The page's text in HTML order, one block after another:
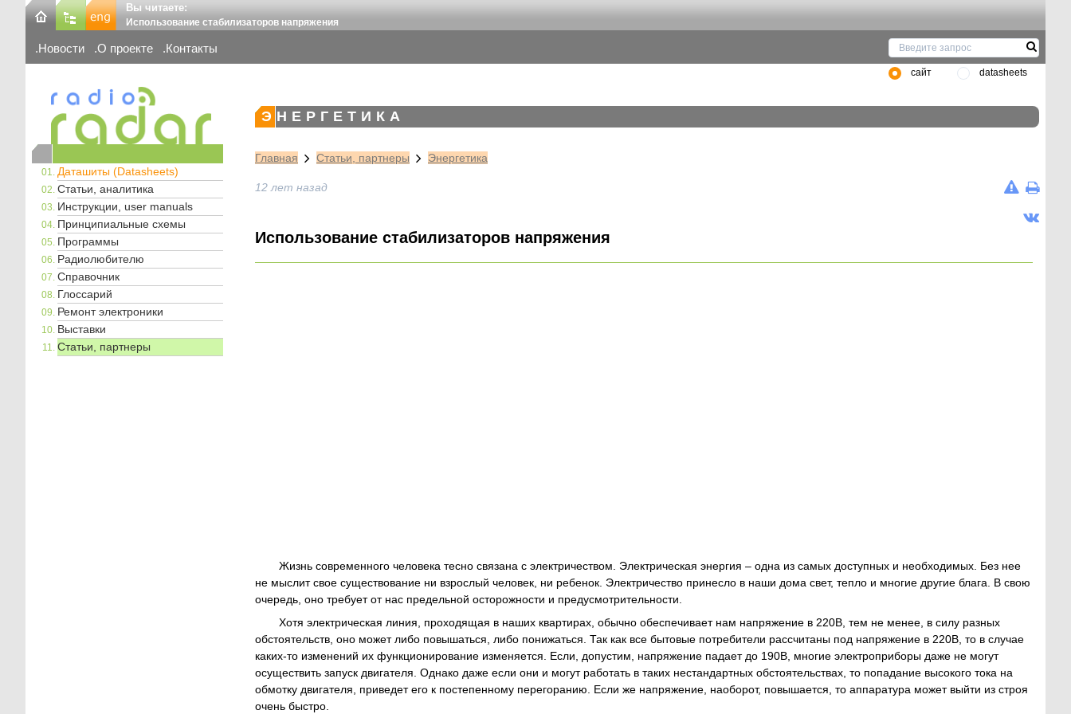
Вы читаете:
Использование стабилизаторов напряжения
Новости О проекте Контакты
сайт datasheets
Даташиты (Datasheets)
Статьи, аналитика
Инструкции, user manuals
Принципиальные схемы
Программы
Радиолюбителю
Справочник
Глоссарий
Ремонт электроники
Выставки
Статьи, партнеры
ЭНЕРГЕТИКА
Главная Статьи, партнеры Энергетика
12 лет назад
Использование стабилизаторов напряжения
Жизнь современного человека тесно связана с электричеством. Электрическая энергия – одна из самых доступных и необходимых. Без нее
не мыслит свое существование ни взрослый человек, ни ребенок. Электричество принесло в наши дома свет, тепло и многие другие блага. В свою
очередь, оно требует от нас предельной осторожности и предусмотрительности.
Хотя электрическая линия, проходящая в наших квартирах, обычно обеспечивает нам напряжение в 220В, тем не менее, в силу разных
обстоятельств, оно может либо повышаться, либо понижаться. Так как все бытовые потребители рассчитаны под напряжение в 220В, то в случае
каких-то изменений их функционирование изменяется. Если, допустим, напряжение падает до 190В, многие электроприборы даже не могут
осуществить запуск двигателя. Однако даже если они и могут работать в таких нестандартных обстоятельствах, то попадание высокого тока на
обмотку двигателя, приведет его к постепенному перегоранию. Если же напряжение, наоборот, повышается, то аппаратура может выйти из строя
очень быстро.